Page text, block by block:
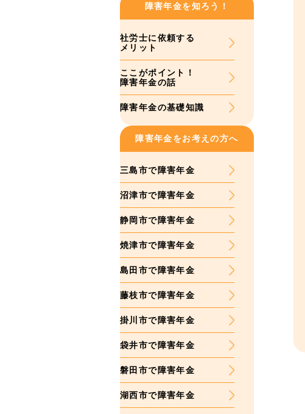
障害年金を知ろう！
社労士に依頼する
メリット
ここがポイント！
障害年金の話
障害年金の基礎知識
障害年金をお考えの方へ
三島市で障害年金
沼津市で障害年金
静岡市で障害年金
焼津市で障害年金
島田市で障害年金
藤枝市で障害年金
掛川市で障害年金
袋井市で障害年金
磐田市で障害年金
湖西市で障害年金